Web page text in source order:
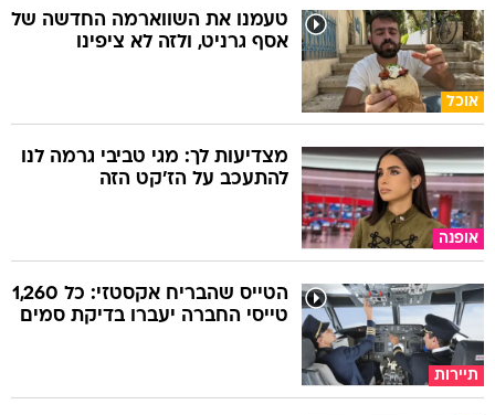
אוכל
טעמנו את השווארמה החדשה של
אסף גרניט, ולזה לא ציפינו
אופנה
מצדיעות לך: מגי טביבי גרמה לנו
להתעכב על הז'קט הזה
תיירות
הטייס שהבריח אקסטזי: כל 1,260
טייסי החברה יעברו בדיקת סמים